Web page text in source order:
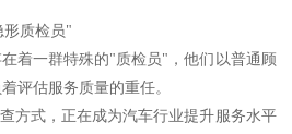
形质检员"
着一群特殊的"质检员"，他们以普通顾
评估服务质量的重任。
方式，正在成为汽车行业提升服务水平